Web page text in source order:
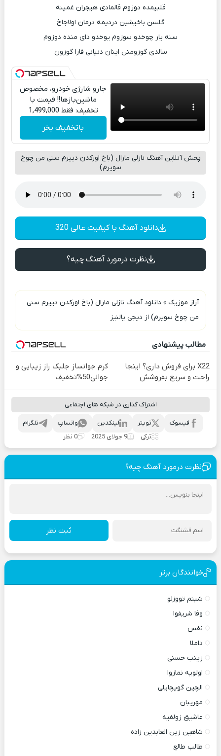
قلبیمده دوزوم قالمادی هیجران غمینه
گلسن باخیشین دردیمه درمان اولاجاخ
سنه یار چوخدو سوزوم یوخدو دای منده دوزوم
سالدی گوزومنن اینان دنیانی قارا گوزون
جارو شارژی خودرو، مخصوص
ماشین‌باز‌ها!! قیمت با
تخفیف: فقط 1,499,000
باتخفیف بخر
پخش آنلاین آهنگ نازلی مارال (باخ اورکدن دییرم سنی من چوخ
سویرم)
دانلود آهنگ با کیفیت عالی 320
نظرت درمورد آهنگ چیه؟
آراز موزیک » دانلود آهنگ نازلی مارال (باخ اورکدن دییرم سنی
من چوخ سویرم) از دیجی یالنیز
مطالب پیشنهادی
X22 برای فروش داری؟ اینجا
راحت و سریع بفروشش
کرم جوانساز جلبک راز زیبایی و
جوانی50%تخفیف
اشتراک گذاری در شبکه های اجتماعی
تلگرام واتساپ لینکدین تویتر
فیسوک
ترکی
9 جولای 2025 0 نظر
نظرت درمورد آهنگ چیه؟
ثبت نظر
خوانندگان برتر
شبنم تووزلو
وفا شریفوا
نفس
داملا
زینب حسنی
اولویه نمازوا
الچین گویچایلی
مهریبان
عاشیق زولفیه
شاهین زین العابدین زاده
طالب طالع